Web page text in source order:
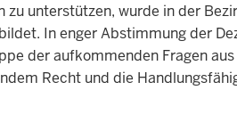
unterstützen, wurde in der
In enger Abstimmung der
der aufkommenden Fragen
Recht und die